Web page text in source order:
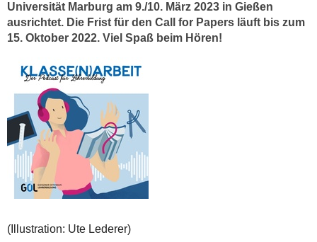
Universität Marburg am 9./10. März 2023 in Gießen
ausrichtet. Die Frist für den Call for Papers läuft bis zum
15. Oktober 2022. Viel Spaß beim Hören!
(Illustration: Ute Lederer)